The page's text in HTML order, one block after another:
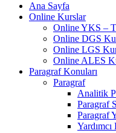
Ana Sayfa
Online Kurslar
Online YKS –
Online DGS
Online LGS
Online ALES
Paragraf Konuları
Paragraf
Analitik
Paragraf
Paragraf